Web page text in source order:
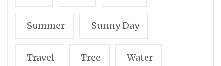
Summer Sunny Day
Travel Tree Water